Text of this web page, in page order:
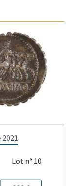
Lot n° 10